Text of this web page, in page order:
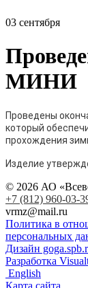
03 сентября
МИНИ
Проведены
который
прохождения
Изделие
© 2026 АО
+7 (812) 960-03-
vrmz@mail.ru
Политика в
персональных
Дизайн
Разработка
English
Карта сайта